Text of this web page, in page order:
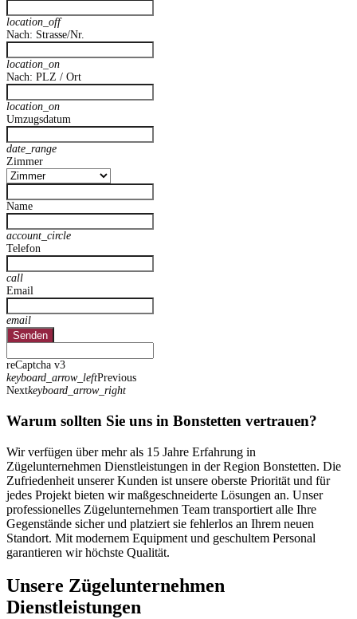
location_off
Nach: Strasse/Nr.
location_on
Nach: PLZ / Ort
location_on
Umzugsdatum
date_range
Zimmer
Name
account_circle
Telefon
call
Email
email
Senden
reCaptcha v3
keyboard_arrow_leftPrevious
Nextkeyboard_arrow_right
Warum sollten Sie uns in Bonstetten vertrauen?
Wir verfügen über mehr als 15 Jahre Erfahrung in
Zügelunternehmen Dienstleistungen in der Region Bonstetten. Die
Zufriedenheit unserer Kunden ist unsere oberste Priorität und für
jedes Projekt bieten wir maßgeschneiderte Lösungen an. Unser
professionelles Zügelunternehmen Team transportiert alle Ihre
Gegenstände sicher und platziert sie fehlerlos an Ihrem neuen
Standort. Mit modernem Equipment und geschultem Personal
garantieren wir höchste Qualität.
Unsere Zügelunternehmen
Dienstleistungen